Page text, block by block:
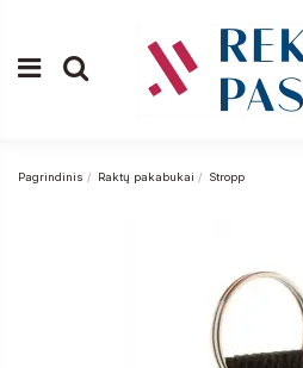
Pagrindinis Raktų pakabukai Stropp